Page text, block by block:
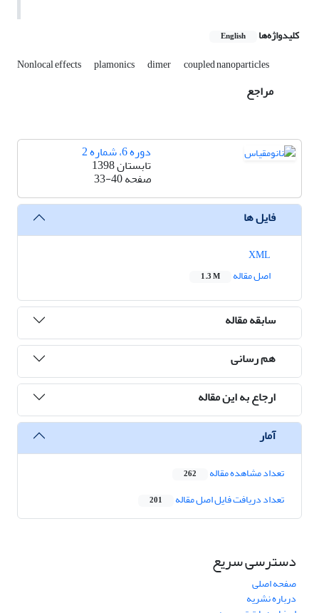
کلیدواژه‌ها English
Nonlocal effects plamonics dimer coupled nanoparticles
مراجع
دوره 6، شماره 2
تابستان 1398
صفحه33-40
فایل ها
اصل مقاله
1.3 M
سابقه مقاله
هم رسانی
ارجاع به این مقاله
آمار
تعداد مشاهده مقاله 262
تعداد دریافت فایل اصل مقاله 201
دسترسی سریع
صفحه اصلی
درباره نشریه